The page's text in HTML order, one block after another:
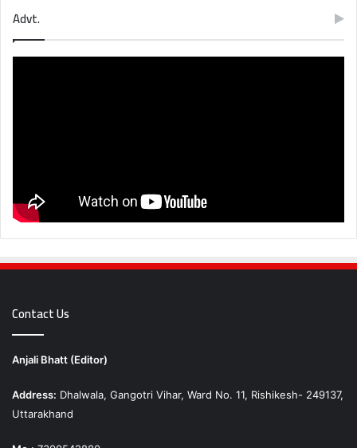
Advt.
Contact Us
Anjali Bhatt (Editor)
Address: Dhalwala, Gangotri Vihar, Ward No. 11, Rishikesh- 249137,
Uttarakhand